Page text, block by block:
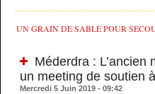
UN GRAIN DE SABLE POUR
Méderdra :
un meeting de soutien
Mercredi 5 Juin 2019 - 09:42